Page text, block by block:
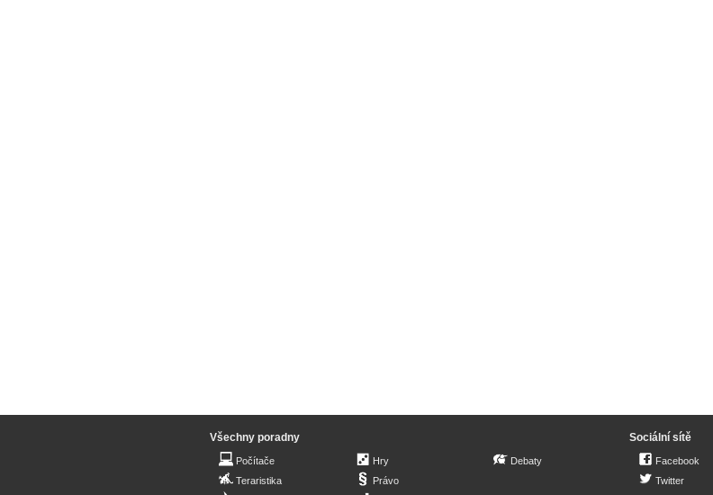
Všechny poradny
Počítače
Teraristika
Hry
Právo
Debaty
Sociální sítě
Facebook
Twitter